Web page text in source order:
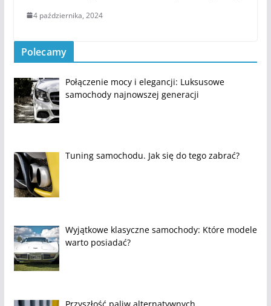
4 października, 2024
Polecamy
Połączenie mocy i elegancji: Luksusowe
samochody najnowszej generacji
Tuning samochodu. Jak się do tego zabrać?
Wyjątkowe klasyczne samochody: Które modele
warto posiadać?